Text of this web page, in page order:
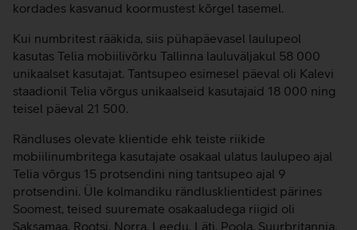
kordades kasvanud koormustest kõrgel tasemel.
Kui numbritest rääkida, siis pühapäevasel laulupeol
kasutas Telia mobiilivõrku Tallinna lauluväljakul 58 000
unikaalset kasutajat. Tantsupeo esimesel päeval oli Kalevi
staadionil Telia võrgus unikaalseid kasutajaid 18 000 ning
teisel päeval 21 500.
Rändluses olevate klientide ehk teiste riikide
mobiilinumbritega kasutajate osakaal ulatus laulupeo ajal
Telia võrgus 15 protsendini ning tantsupeo ajal 9
protsendini. Üle kolmandiku rändlusklientidest pärines
Soomest, teised suuremate osakaaludega riigid oli
Saksamaa, Rootsi, Norra, Leedu, Läti, Poola, Suurbritannia,